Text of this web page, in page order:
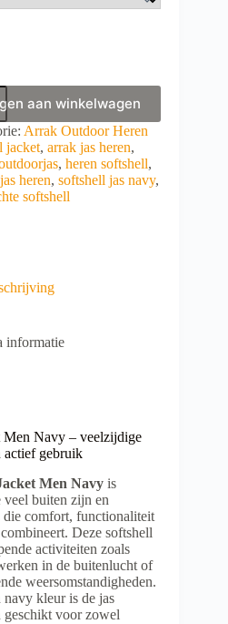
aan winkelwagen
Arrak Outdoor Heren
jacket, arrak jas heren,
, heren softshell,
heren, softshell jas navy,
softshell
informatie
Navy – veelzijdige
actief gebruik
Men Navy is
buiten zijn en
die comfort, functionaliteit
Deze softshell
activiteiten zoals
in de buitenlucht of
weersomstandigheden.
kleur is de jas
geschikt voor zowel